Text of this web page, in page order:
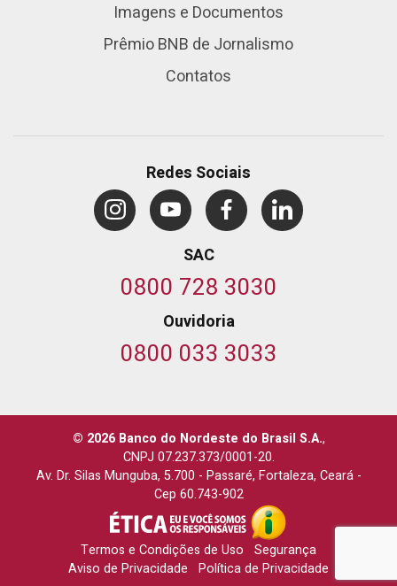
Imagens e Documentos
Prêmio BNB de Jornalismo
Contatos
Redes Sociais
SAC
0800 728 3030
Ouvidoria
0800 033 3033
© 2026 Banco do Nordeste do Brasil S.A.,
CNPJ 07.237.373/0001-20.
Av. Dr. Silas Munguba, 5.700 - Passaré, Fortaleza, Ceará-
Cep 60.743-902
Termos e Condições de Uso
Segurança
Aviso de Privacidade
Política de Privacidade